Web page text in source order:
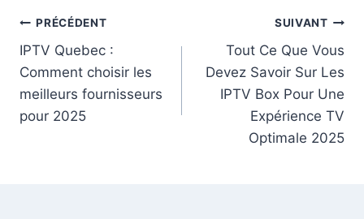
PRÉCÉDENT
IPTV Quebec :
Comment choisir les
meilleurs fournisseurs
pour 2025
SUIVANT
Tout Ce Que Vous
Devez Savoir Sur Les
IPTV Box Pour Une
Expérience TV
Optimale 2025